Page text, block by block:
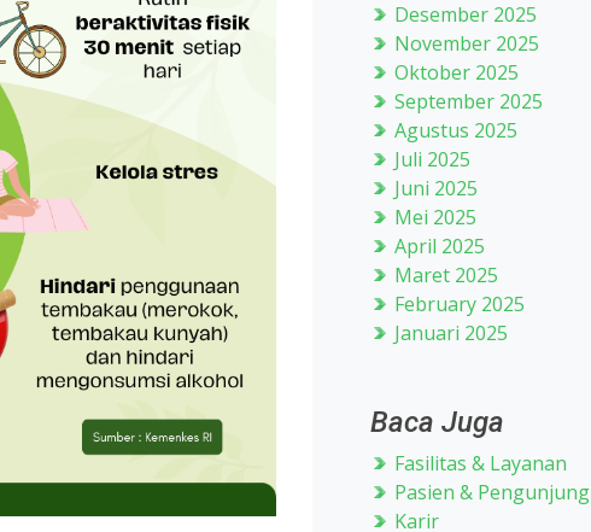
Desember 2025
November 2025
Oktober 2025
September 2025
Agustus 2025
Juli 2025
Juni 2025
Mei 2025
April 2025
Maret 2025
February 2025
Januari 2025
Baca Juga
Fasilitas & Layanan
Pasien & Pengunjung
Karir